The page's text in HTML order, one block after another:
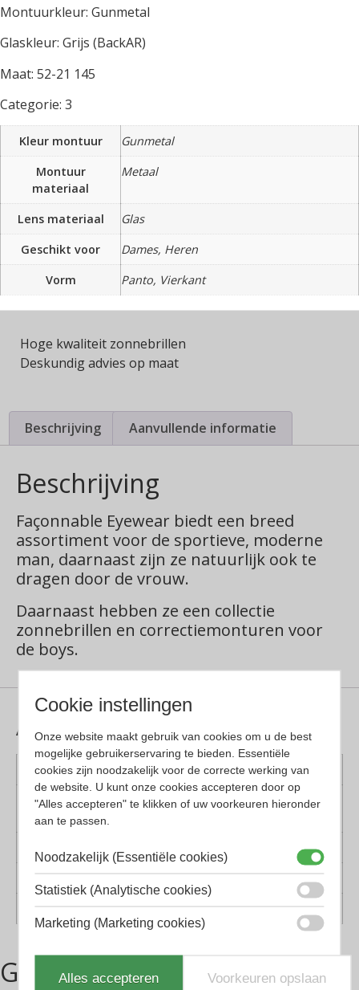
Montuurkleur: Gunmetal
Glaskleur: Grijs (BackAR)
Maat: 52-21 145
Categorie: 3
Kleur montuur
Gunmetal
Montuur
materiaal
Metaal
Lens materiaal
Glas
Geschikt voor
Dames, Heren
Vorm
Panto, Vierkant
Hoge kwaliteit zonnebrillen
Deskundig advies op maat
Beschrijving Aanvullende informatie
Beschrijving
Façonnable Eyewear biedt een breed
assortiment voor de sportieve, moderne
man, daarnaast zijn ze natuurlijk ook te
dragen door de vrouw.
Daarnaast hebben ze een collectie
zonnebrillen en correctiemonturen voor
de boys.
Aanvullende informatie
Kleur montuur
Gunmetal
Montuur
materiaal
Metaal
Geschikt voor
Dames, Heren
Vorm
Panto, Vierkant
Gerelateerde producten
Cookie instellingen
Onze website maakt gebruik van cookies om u de best
mogelijke gebruikerservaring te bieden. Essentiële
cookies zijn noodzakelijk voor de correcte werking van
de website. U kunt onze cookies accepteren door op
"Alles accepteren" te klikken of uw voorkeuren hieronder
aan te passen.
Noodzakelijk (Essentiële cookies)
Statistiek (Analytische cookies)
Marketing (Marketing cookies)
Alles accepteren Voorkeuren opslaan